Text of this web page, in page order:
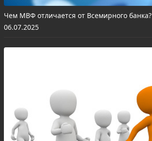
Чем МВФ отличается от Всемирного банка?
06.07.2025